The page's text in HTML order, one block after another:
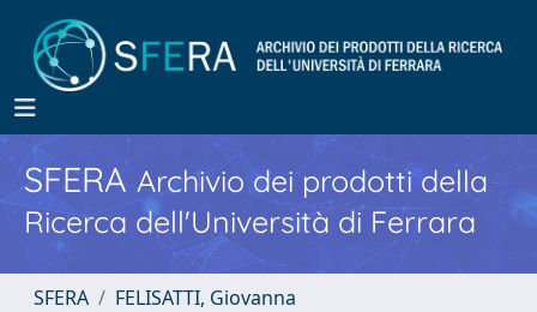
SFERA Archivio dei prodotti della
Ricerca dell'Università di Ferrara
SFERA
FELISATTI, Giovanna